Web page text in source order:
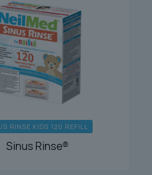
RINSE KIDS 120 REFILL
Sinus Rinse®